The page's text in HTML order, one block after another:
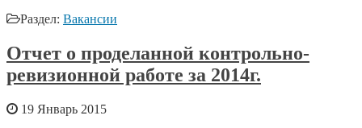
Раздел: Вакансии
Отчет о проделанной контрольно-
ревизионной работе за 2014г.
19 Январь 2015